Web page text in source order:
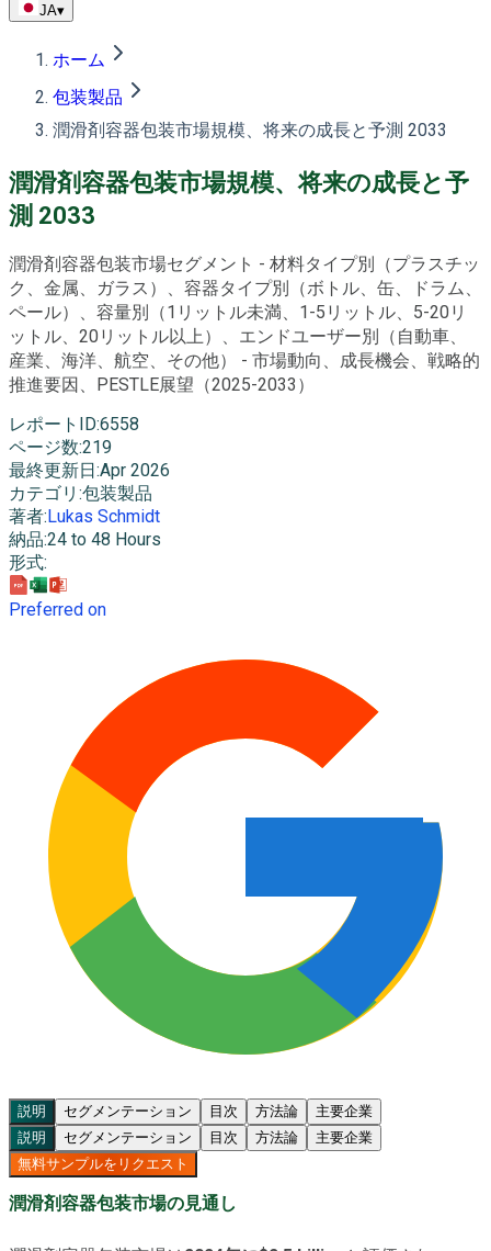
JA▾
ホーム
包装製品
潤滑剤容器包装市場規模、将来の成長と予測 2033
潤滑剤容器包装市場規模、将来の成長と予
測 2033
潤滑剤容器包装市場セグメント - 材料タイプ別（プラスチッ
ク、金属、ガラス）、容器タイプ別（ボトル、缶、ドラム、
ペール）、容量別（1リットル未満、1-5リットル、5-20リ
ットル、20リットル以上）、エンドユーザー別（自動車、
産業、海洋、航空、その他） - 市場動向、成長機会、戦略的
推進要因、PESTLE展望（2025-2033）
レポートID:6558
ページ数:219
最終更新日 :Apr 2026
カテゴリ :包装製品
著者: Lukas Schmidt
納品:24 to 48 Hours
形式:
Preferred on
説明 セグメンテーション 目次 方法論
主要企業
説明
セグメンテーション 目次 方法論
主要企業
無料サンプルをリクエスト
潤滑剤容器包装市場の見通し